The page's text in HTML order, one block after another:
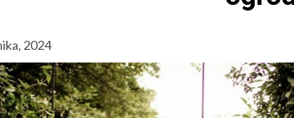
2024